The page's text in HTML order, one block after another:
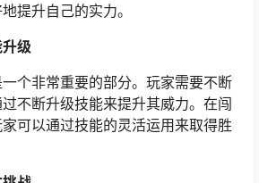
提升自己的实力。
级
个非常重要的部分。玩家需要不断
不断升级技能来提升其威力。在闯
可以通过技能的灵活运用来取得胜